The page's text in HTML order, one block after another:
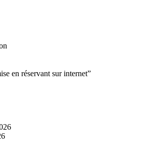
en réservant sur internet”